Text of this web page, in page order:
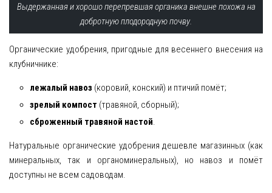
Выдержанная и хорошо перепревшая органика внешне похожа на
добротную плодородную почву.
Органические удобрения, пригодные для весеннего внесения на
клубничнике:
лежалый навоз (коровий, конский) и птичий помёт;
зрелый компост (травяной, сборный);
сброженный травяной настой.
Натуральные органические удобрения дешевле магазинных (как
минеральных, так и органоминеральных), но навоз и помёт
доступны не всем садоводам.